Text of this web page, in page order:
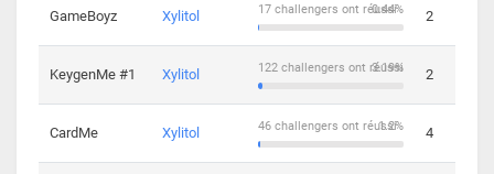
GameBoyz Xylitol 0.44%
17 challengers ont réussi 2
KeygenMe #1 Xylitol 3.19%
122 challengers ont réussi 2
CardMe Xylitol 1.2%
46 challengers ont réussi 4